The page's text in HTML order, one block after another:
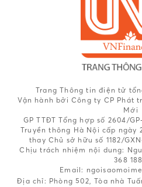
Trang Thông tin điện tử
Vận hành bởi Công ty CP Phát
Mới
GP TTĐT Tổng hợp số 2604/
Truyền thông Hà Nội cấp ngày
thay Chủ sở hữu số 1182/
Chịu trách nhiệm nội dung:
368
Email:
Địa chỉ: Phòng 502, Tòa nhà